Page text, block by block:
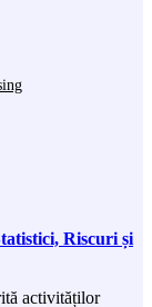
Riscuri și
activităților